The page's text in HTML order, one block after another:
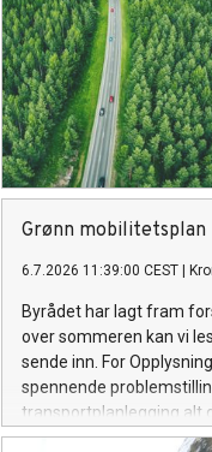
Grønn mobilitetsplan
6.7.2026 11:39:00 CEST
Byrådet har lagt fram
over sommeren kan vi
sende inn. For
spennende
transportplanlegging alt
ha en ting – de mangler